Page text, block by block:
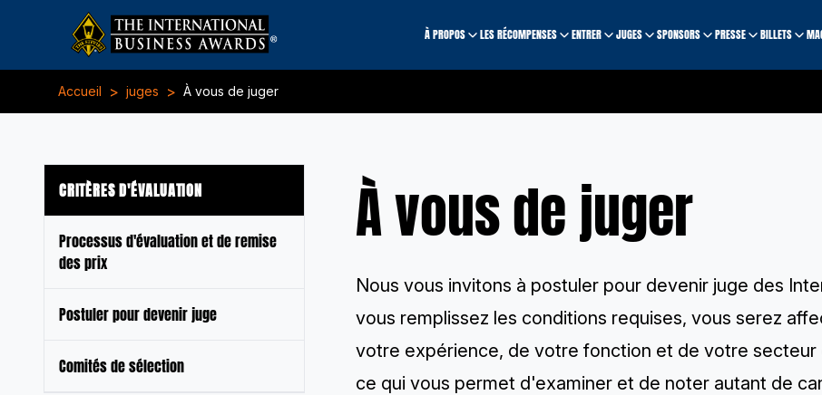
À PROPOS LES RÉCOMPENSES ENTRER JUGES SPONSORS PRESSE BILLETS
Accueil > juges > À vous de juger
CRITÈRES D'ÉVALUATION
Processus d'évaluation et de remise
des prix
Postuler pour devenir juge
Comités de sélection
À vous de juger
Nous vous invitons à postuler pour devenir juge des
vous remplissez les conditions requises, vous serez
votre expérience, de votre fonction et de votre secteur
ce qui vous permet d'examiner et de noter autant de